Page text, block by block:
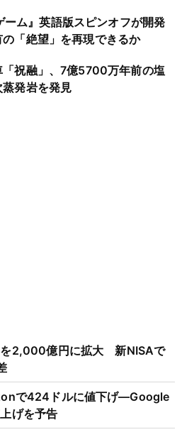
ム』英語版スピンオフが開発
「絶望」を再現できるか
祝融」、7億5700万年前の塩
発岩を発見
を2,000億円に拡大 新NISAで
で424ドルに値下げ―Google
げを予告